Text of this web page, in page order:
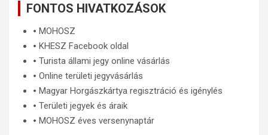
FONTOS HIVATKOZÁSOK
🞄 MOHOSZ
🞄 KHESZ Facebook oldal
🞄 Turista állami jegy online vásárlás
🞄 Online területi jegyvásárlás
🞄 Magyar Horgászkártya regisztráció és igénylés
🞄 Területi jegyek és áraik
🞄 MOHOSZ éves versenynaptár